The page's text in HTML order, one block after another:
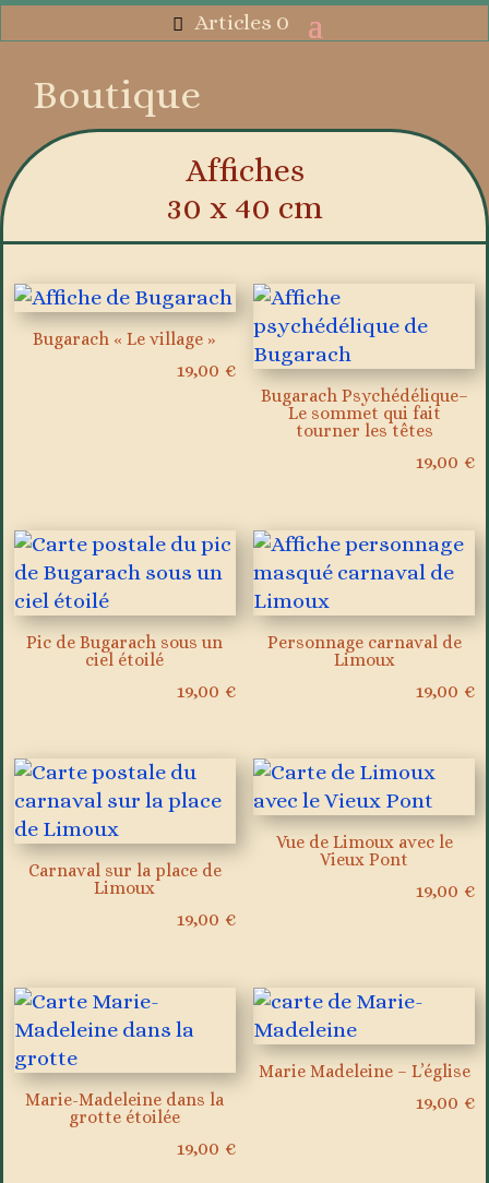
Articles 0
Boutique
Affiches
30 x 40 cm
Bugarach « Le village »
19,00 €
Bugarach Psychédélique–
Le sommet qui fait
tourner les têtes
19,00 €
Pic de Bugarach sous un
ciel étoilé
19,00 €
Personnage carnaval de
Limoux
19,00 €
Carnaval sur la place de
Limoux
19,00 €
Vue de Limoux avec le
Vieux Pont
19,00 €
Marie-Madeleine dans la
grotte étoilée
19,00 €
Marie Madeleine – L’église
19,00 €